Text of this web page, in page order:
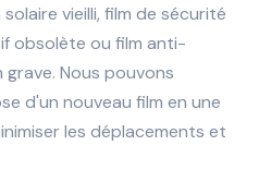
vieilli, film de sécurité
obsolète ou film anti-
Nous pouvons
d'un nouveau film en une
les déplacements et